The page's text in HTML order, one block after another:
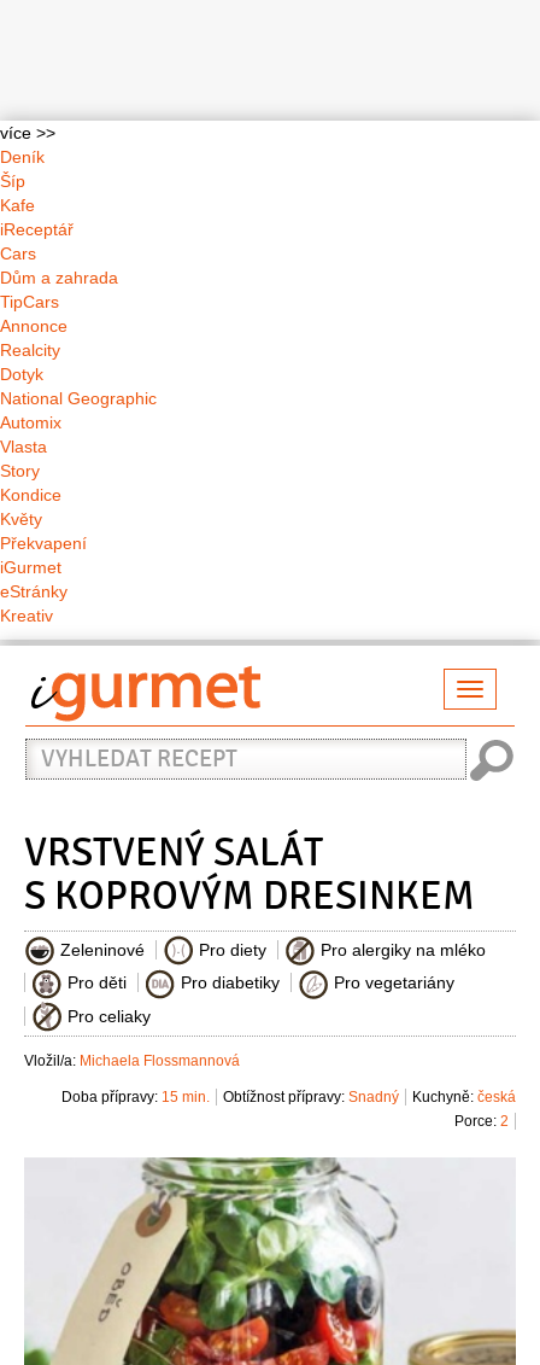
více >>
Deník
Šíp
Kafe
iReceptář
Cars
Dům a zahrada
TipCars
Annonce
Realcity
Dotyk
National Geographic
Automix
Vlasta
Story
Kondice
Květy
Překvapení
iGurmet
eStránky
Kreativ
Vyhledat
recept
VRSTVENÝ SALÁT
S KOPROVÝM DRESINKEM
Zeleninové Pro diety
Pro alergiky na mléko
Pro děti
Pro diabetiky
Pro vegetariány
Pro celiaky
Vložil/a: Michaela Flossmannová
Kuchyně: česká
Obtížnost přípravy: Snadný
Doba přípravy: 15 min.
Porce: 2